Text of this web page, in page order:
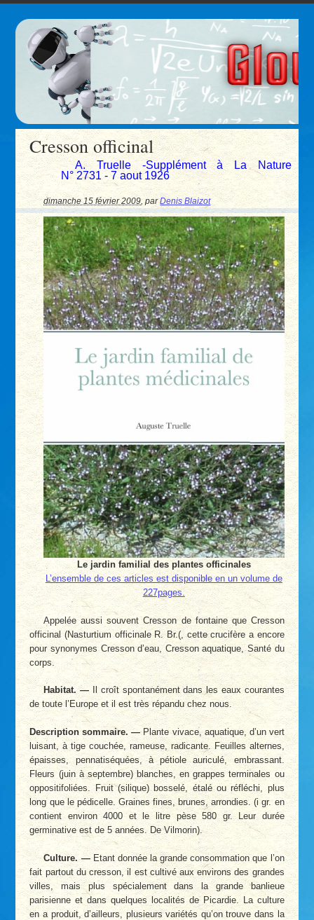
Cresson officinal
A. Truelle -Supplément à La Nature
N° 2731 - 7 aout 1926
dimanche 15 février 2009 ,parDenis Blaizot
Le jardin familial des plantes officinales
L’ensemble de ces articles est disponible en un volume de
227pages.
Appelée aussi souvent Cresson de fontaine que Cresson
officinal (Nasturtium officinale R. Br.(, cette crucifère a encore
pour synonymes Cresson d’eau, Cresson aquatique, Santé du
corps.
Habitat. — Il croît spontanément dans les eaux courantes
de toute l’Europe et il est très répandu chez nous.
Description sommaire. —Plante vivace, aquatique, d’un vert
luisant, à tige couchée, rameuse, radicante. Feuilles alternes,
épaisses, pennatiséquées, à pétiole auriculé, embrassant.
Fleurs (juin à septembre) blanches, en grappes terminales ou
oppositifoliées. Fruit (silique) bosselé, étalé ou réfléchi, plus
long que le pédicelle. Graines fines, brunes, arrondies. (i gr. en
contient environ 4000 et le litre pèse 580 gr. Leur durée
germinative est de 5 années. De Vilmorin).
Culture. —Etant donnée la grande consommation que l’on
fait partout du cresson, il est cultivé aux environs des grandes
villes, mais plus spécialement dans la grande banlieue
parisienne et dans quelques localités de Picardie. La culture
en a produit, d’ailleurs, plusieurs variétés qu’on trouve dans la